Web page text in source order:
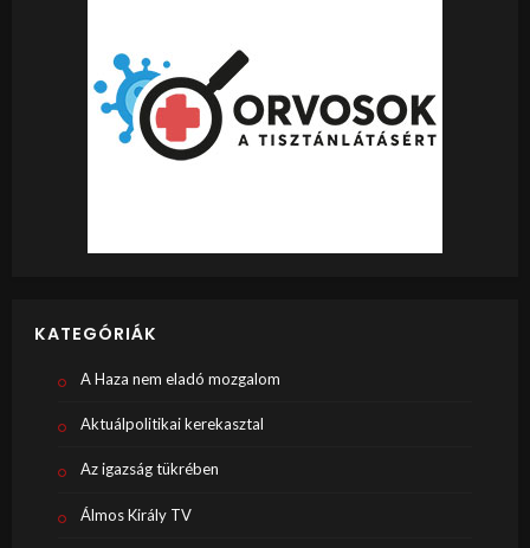
KATEGÓRIÁK
A Haza nem eladó mozgalom
Aktuálpolitikai kerekasztal
Az igazság tükrében
Álmos Király TV